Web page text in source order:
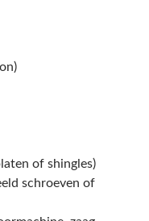
of shingles)
schroeven of